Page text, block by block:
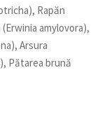
Rapăn
amylovora),
Arsura
Pătarea brună